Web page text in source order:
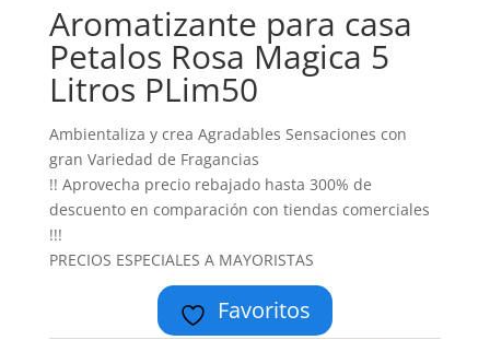
Aromatizante para casa
Petalos Rosa Magica 5
Litros PLim50
Ambientaliza y crea Agradables Sensaciones con
gran Variedad de Fragancias
!! Aprovecha precio rebajado hasta 300% de
descuento en comparación con tiendas comerciales
!!!
PRECIOS ESPECIALES A MAYORISTAS
Favoritos